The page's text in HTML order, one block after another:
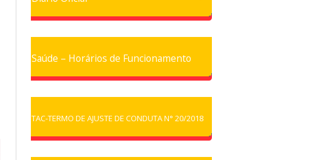
Saúde – Horários de Funcionamento
TAC-TERMO DE AJUSTE DE CONDUTA N° 20/2018